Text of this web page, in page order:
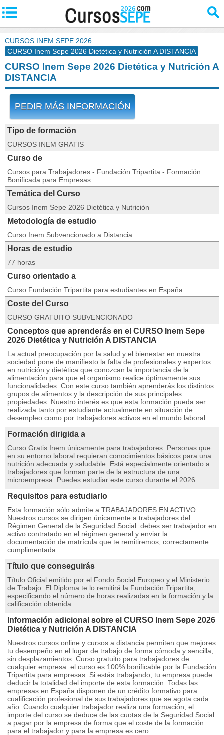
CURSOS INEM SEPE 2026
CURSO Inem Sepe 2026 Dietética y Nutrición A DISTANCIA
CURSO Inem Sepe 2026 Dietética y Nutrición A
DISTANCIA
PEDIR MÁS INFORMACIÓN
Tipo de formación
CURSOS INEM GRATIS
Curso de
Cursos para Trabajadores - Fundación Tripartita - Formación
Bonificada para Empresas
Temática del Curso
Cursos Inem Sepe 2026 Dietética y Nutrición
Metodología de estudio
Curso Inem Subvencionado a Distancia
Horas de estudio
77 horas
Curso orientado a
Curso Fundación Tripartita para estudiantes en España
Coste del Curso
CURSO GRATUITO SUBVENCIONADO
Conceptos que aprenderás en el CURSO Inem Sepe
2026 Dietética y Nutrición A DISTANCIA
La actual preocupación por la salud y el bienestar en nuestra
sociedad pone de manifiesto la falta de profesionales y expertos
en nutrición y dietética que conozcan la importancia de la
alimentación para que el organismo realice óptimamente sus
funcionalidades. Con este curso también aprenderás los distintos
grupos de alimentos y la descripción de sus principales
propiedades. Nuestro interés es que esta formación pueda ser
realizada tanto por estudiante actualmente en situación de
desempleo como por trabajadores activos en el mundo laboral
Formación dirigida a
Curso Gratis Inem únicamente para trabajadores. Personas que
en su entorno laboral requieran conocimientos básicos para una
nutrición adecuada y saludable. Está especialmente orientado a
trabajadores que forman parte de la estructura de una
microempresa. Puedes estudiar este curso durante el 2026
Requisitos para estudiarlo
Esta formación sólo admite a TRABAJADORES EN ACTIVO.
Nuestros cursos se dirigen únicamente a trabajadores del
Régimen General de la Seguridad Social: debes ser trabajador en
activo contratado en el régimen general y enviar la
documentación de matrícula que te remitiremos, correctamente
cumplimentada
Título que conseguirás
Título Oficial emitido por el Fondo Social Europeo y el Ministerio
de Trabajo. El Diploma te lo remitirá la Fundación Tripartita,
especificando el número de horas realizadas en la formación y la
calificación obtenida
Información adicional sobre el CURSO Inem Sepe 2026
Dietética y Nutrición A DISTANCIA
Nuestros cursos online y cursos a distancia permiten que mejores
tu desempeño en el lugar de trabajo de forma cómoda y sencilla,
sin desplazamientos. Curso gratuito para trabajadores de
cualquier empresa: el curso es 100% bonificable por la Fundación
Tripartita para empresas. Si estás trabajando, tu empresa puede
deducir la totalidad del importe de esta formación. Todas las
empresas en España disponen de un crédito formativo para
cualificación profesional de sus trabajadores que se agota cada
año. Cuando cualquier trabajador realiza una formación, el
importe del curso se deduce de las cuotas de la Seguridad Social
a pagar por la empresa de forma que el coste de la formación
para el trabajador y para la empresa es cero.